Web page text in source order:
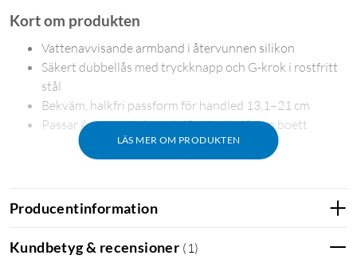
LÄS MER OM PRODUKTEN
Kort om produkten
Vattenavvisande armband i återvunnen silikon
Säkert dubbellås med tryckknapp och G-krok i rostfritt
stål
Bekväm, halkfri passform för handled 13,1–21 cm
Passar Apple Watch med 40, 41 och 42 mm boett
Wave Band 2 är tillverkat av återvunnen silikon som är
vattenavvisande, mjuk och flexibel. Materialet tål svett och
Producentinformation
Kundbetyg & recensioner ( 1 )